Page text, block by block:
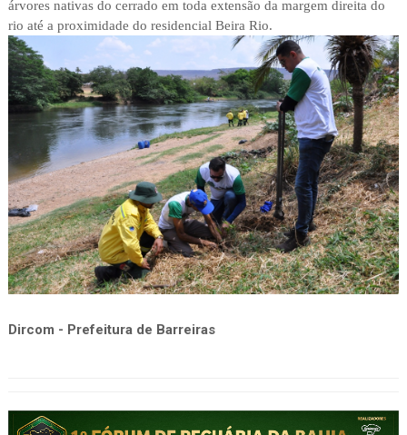
árvores nativas do cerrado em toda extensão da margem direita do
rio até a proximidade do residencial Beira Rio.
Dircom - Prefeitura de Barreiras